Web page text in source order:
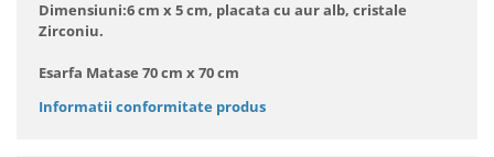
Dimensiuni:6 cm x 5 cm, placata cu aur alb, cristale
Zirconiu.
Esarfa Matase 70 cm x 70 cm
Informatii conformitate produs